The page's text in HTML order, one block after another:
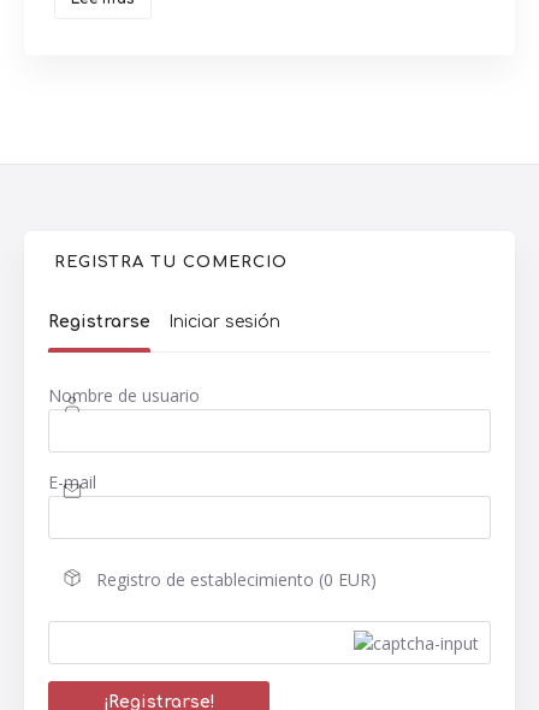
REGISTRA TU COMERCIO
Registrarse Iniciar sesión
Nombre de usuario
E-mail
Registro de establecimiento (0 EUR)